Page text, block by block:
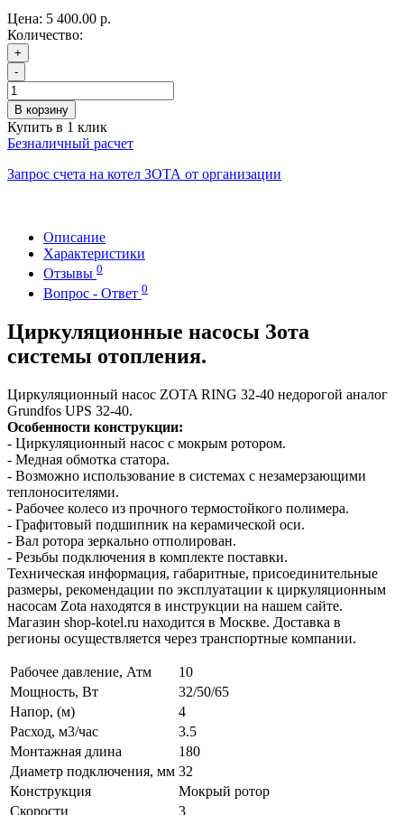
Цена: 5 400.00 р.
Количество:
+
-
В корзину
Купить в 1 клик
Безналичный расчет
Запрос счета на котел ЗОТА от организации
Описание
Характеристики
Отзывы 0
Вопрос - Ответ 0
Циркуляционные насосы Зота
системы отопления.
Циркуляционный насос ZOTA RING 32-40 недорогой аналог
Grundfos UPS 32-40.
Особенности конструкции:
- Циркуляционный насос с мокрым ротором.
- Медная обмотка статора.
- Возможно использование в системах с незамерзающими
теплоносителями.
- Рабочее колесо из прочного термостойкого полимера.
- Графитовый подшипник на керамической оси.
- Вал ротора зеркально отполирован.
- Резьбы подключения в комплекте поставки.
Техническая информация, габаритные, присоединительные
размеры, рекомендации по эксплуатации к циркуляционным
насосам Zota находятся в инструкции на нашем сайте.
Магазин shop-kotel.ru находится в Москве. Доставка в
регионы осуществляется через транспортные компании.
Рабочее давление, Атм
10
Мощность, Вт
32/50/65
Напор, (м)
4
Расход, м3/час
3.5
Монтажная длина
180
Диаметр подключения, мм 32
Конструкция
Мокрый ротор
Скорости
3